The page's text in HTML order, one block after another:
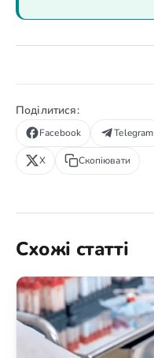
Поділитися:
Facebook Telegram
X Скопіювати
Схожі статті